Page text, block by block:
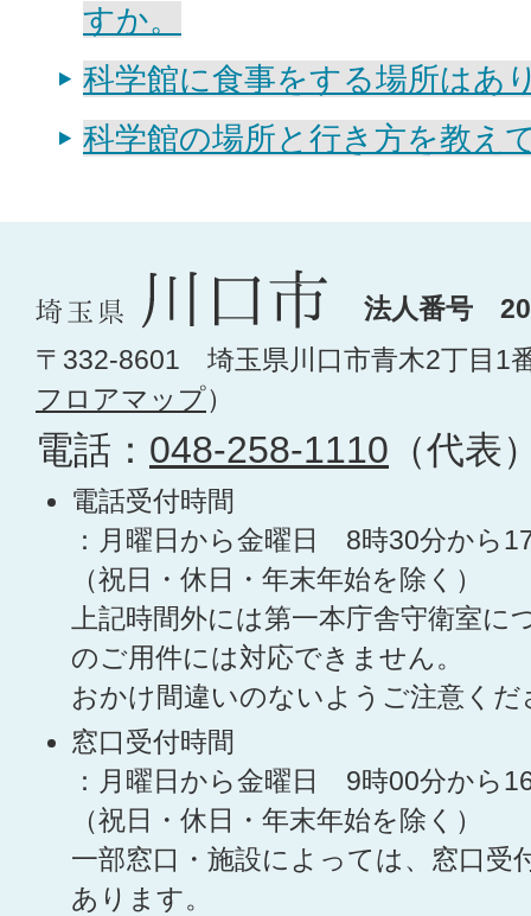
すか。
科学館に食事をする場所はあ
科学館の場所と行き方を教え
法人番号
〒332-8601 埼玉県川口市青木2丁目1
フロアマップ）
電話： 048-258-1110 （代表
電話受付時間
：月曜日から金曜日 8時30分から
（祝日・休日・年末年始を除く）
上記時間外には第一本庁舎守衛室に
のご用件には対応できません。
おかけ間違いのないようご注意くだ
窓口受付時間
：月曜日から金曜日 9時00分から
（祝日・休日・年末年始を除く）
一部窓口・施設によっては、窓口受
あります。